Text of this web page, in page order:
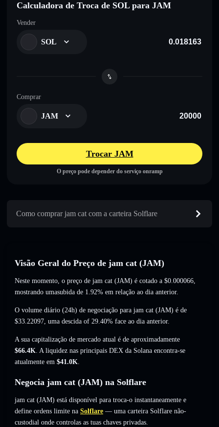
Calculadora de Troca de SOL para JAM
Vender
SOL
Comprar
JAM
Trocar JAM
O preço pode depender do serviço onramp
Como comprar jam cat com a carteira Solflare
Visão Geral do Preço de jam cat (JAM)
Neste momento, o preço de jam cat (JAM) é cotado a $0.000066,
mostrando umasubida de 1.92% em relação ao dia anterior.
O volume diário (24h) de negociação para jam cat (JAM) é de
$33.22097, uma descida of 29.40% face ao dia anterior.
A sua capitalização de mercado atual é de aproximadamente
$66.4K. A liquidez nas principais DEX da Solana encontra-se
atualmente em $41.0K.
Negocia jam cat (JAM) na Solflare
jam cat (JAM) está disponível para troca-o instantaneamente e
define ordens limite na Solflare — uma carteira Solflare não-
custodial onde controlas as tuas chaves privadas.